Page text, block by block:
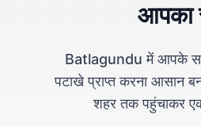
आपका
Batlagundu में आपके सभी
पटाखे प्राप्त करना आसान
शहर तक पहुंचाकर